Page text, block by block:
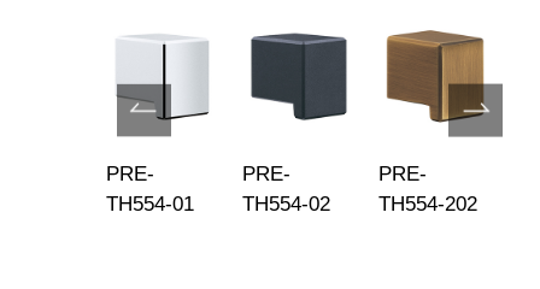
PRE-
TH554-01
PRE-
TH554-02
PRE-
TH554-202